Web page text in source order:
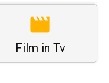
Film in Tv